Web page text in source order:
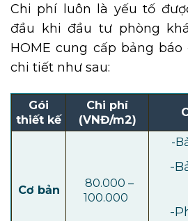
Chi phí luôn là yếu tố
đầu khi đầu tư phòng
HOME cung cấp bảng
chi tiết như sau:
Gói
thiết kế
Chi phí
(VNĐ/m2)
Cơ bản
80.000 –
100.000
-
-
-